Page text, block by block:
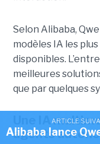
ARTICLE
Alibaba lance
Selon Alibaba,
modèles IA les
disponibles.
meilleures
que par quelques
Une IA
agents